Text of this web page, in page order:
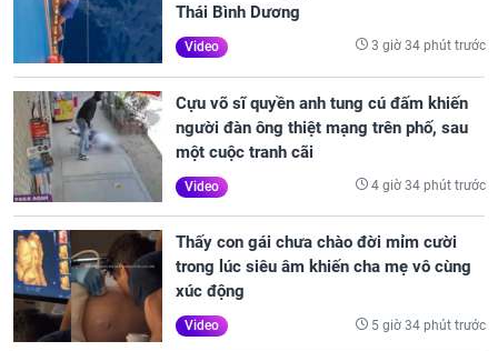
Thái Bình Dương
Video 3 giờ 34 phút trước
Cựu võ sĩ quyền anh tung cú đấm khiến
người đàn ông thiệt mạng trên phố, sau
một cuộc tranh cãi
Video 4 giờ 34 phút trước
Thấy con gái chưa chào đời mỉm cười
trong lúc siêu âm khiến cha mẹ vô cùng
xúc động
Video 5 giờ 34 phút trước